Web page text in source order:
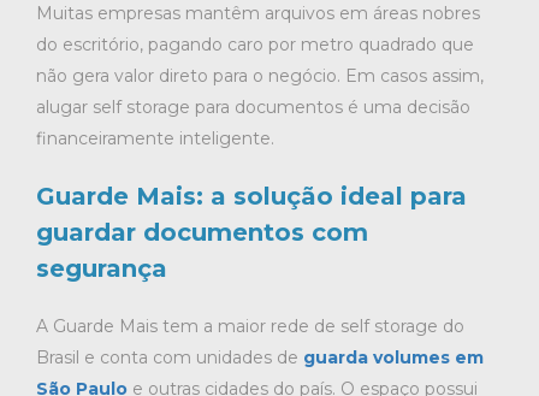
Muitas empresas mantêm arquivos em áreas nobres
do escritório, pagando caro por metro quadrado que
não gera valor direto para o negócio. Em casos assim,
alugar self storage para documentos é uma decisão
financeiramente inteligente.
Guarde Mais: a solução ideal para
guardar documentos com
segurança
A Guarde Mais tem a maior rede de self storage do
Brasil e conta com unidades de guarda volumes em
São Paulo e outras cidades do país. O espaço possui